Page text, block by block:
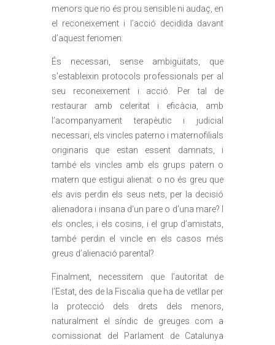
menors que no és prou sensible ni audaç, en
el reconeixement i l’acció decidida davant
d’aquest fenomen.
És necessari, sense ambigüitats, que
s’estableixin protocols professionals per al
seu reconeixement i acció. Per tal de
restaurar amb celeritat i eficàcia, amb
l’acompanyament terapèutic i judicial
necessari, els vincles paterno i maternofilials
originaris que estan essent damnats, i
també els vincles amb els grups patern o
matern que estigui alienat: o no és greu que
els avis perdin els seus nets, per la decisió
alienadora i insana d’un pare o d’una mare? I
els oncles, i els cosins, i el grup d’amistats,
també perdin el vincle en els casos més
greus d’alienació parental?
Finalment, necessitem que l’autoritat de
l’Estat, des de la Fiscalia que ha de vetllar per
la protecció dels drets dels menors,
naturalment el síndic de greuges com a
comissionat del Parlament de Catalunya